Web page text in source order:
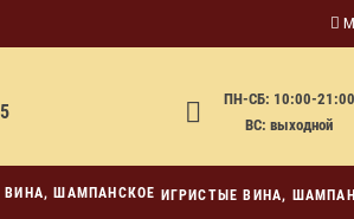
ПН-СБ: 10:00-21:00
ВС: выходной
ИГРИСТЫЕ ВИНА,